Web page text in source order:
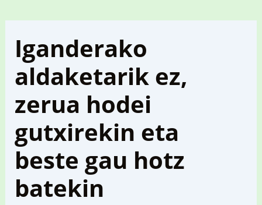
Iganderako
aldaketarik ez,
zerua hodei
gutxirekin eta
beste gau hotz
batekin